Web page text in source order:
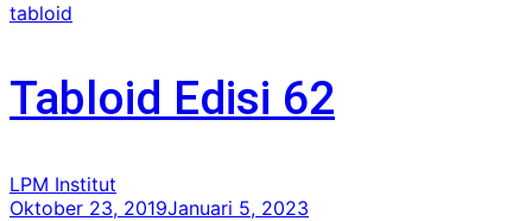
tabloid
Tabloid Edisi 62
LPM Institut
Oktober 23, 2019Januari 5, 2023